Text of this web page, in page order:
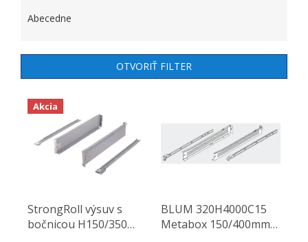
Abecedne
OTVORIŤ FILTER
VÝPIS PRODUKTOV
Akcia
StrongRoll výsuv s
bočnicou H150/350
BLUM 320H4000C15
Metabox 150/400mm